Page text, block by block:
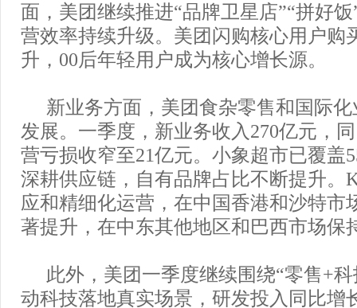
面，美团继续推进“品牌卫星店”“拼好
营效率持续升级。美团闪购核心用户购
升，00后年轻用户成为核心增长源。
新业务方面，美团食杂零售和国际
发展。一季度，新业务收入270亿元，
营亏损收窄至21亿元。小象超市已覆盖
深耕供应链，自有品牌占比不断提升。
应和精细化运营，在中国香港和沙特市
著提升，在中东其他地区和巴西市场保
此外，美团一季度继续围绕“零售+
动科技落地真实场景，研发投入同比增